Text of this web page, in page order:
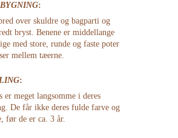
:
over skuldre og bagparti og
bryst. Benene er middellange
med store, runde og faste poter
mellem tæerne.
:
er meget langsomme i deres
De får ikke deres fulde farve og
før de er ca. 3 år.